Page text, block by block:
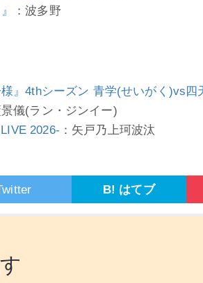
：波多野
』4thシーズン 青学(せいがく)vs四
景儀(ラン・ジンイー)
2026- ：矢戸乃上珂波汰
B! はてブ